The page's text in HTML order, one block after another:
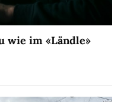
wie im «Ländle»